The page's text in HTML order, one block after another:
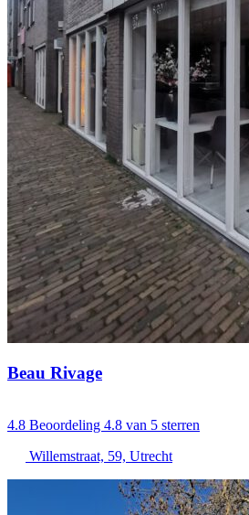
Beau Rivage
4.8 Beoordeling 4.8 van 5 sterren
Willemstraat, 59, Utrecht